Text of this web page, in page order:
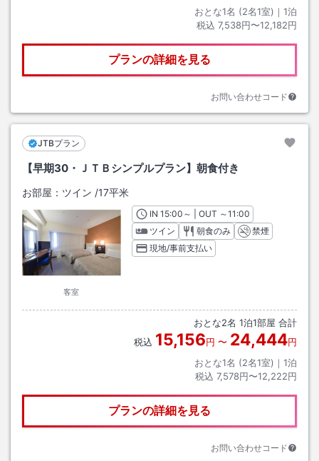
おとな1名 (2名1室)｜ 1泊
税込 7,538円〜12,182円
プランの詳細を見る
お問い合わせコード
JTBプラン
【早期30・ＪＴＢシンプルプラン】朝食付き
お部屋： ツイン /17平米
客室
INチェックイン
15:00 ～ | OUT チェックアウト
～11:00
ツイン
朝食のみ
禁煙
現地/事前支払い
おとな2名 1泊1部屋 合計
税込 15,156円 〜 24,444円
おとな1名 (2名1室)｜ 1泊
税込 7,578円〜12,222円
プランの詳細を見る
お問い合わせコード